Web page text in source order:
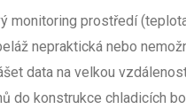
monitoring prostředí
nepraktická nebo
data na velkou
do konstrukce chladicích